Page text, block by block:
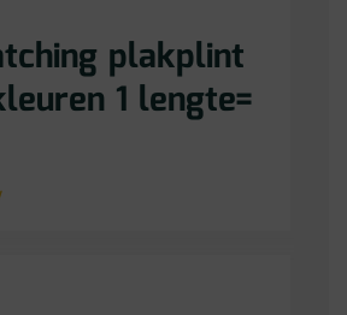
plakplint
1 lengte=